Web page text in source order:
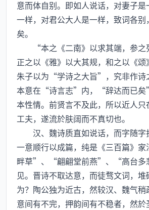
意而体自别。即如人说话，对妻子
一样，对君公大人是一样，致词各别
矣。
“本之《二南》以求其端，参之
正之以《雅》以大其规，和之以《颂
朱子以为“学诗之大旨”，究非作诗
本意在“诗言志”内，“辞达而已矣
本性情。前贤言不及此，所以近人只
工夫，遂流於肤阔而不真切也。
汉、魏诗质直如说话，而字随字
一意顺行以成篇，纯是《三百篇》
畔草”、“翩翩堂前燕”、“高台多
见。晋诗不取达意，而徒骛文词，
为？陶公独为近古，然较汉、魏气
意间有不完，押韵间有不稳者，然